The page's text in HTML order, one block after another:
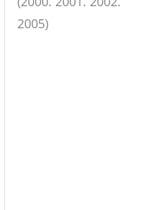
2005)